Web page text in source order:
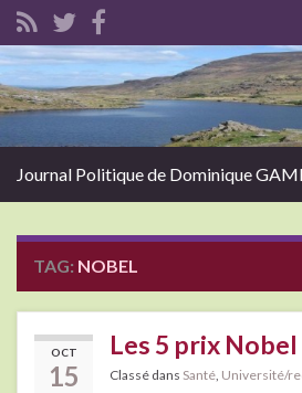
Search for:
Journal Politique de Dominique
TAG: NOBEL
OCT
15
Les 5 prix Nobel
Classé dans Santé Université/